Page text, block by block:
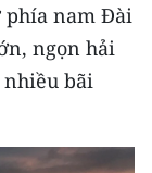
phía nam Đài
ngọn hải
nhiều bãi